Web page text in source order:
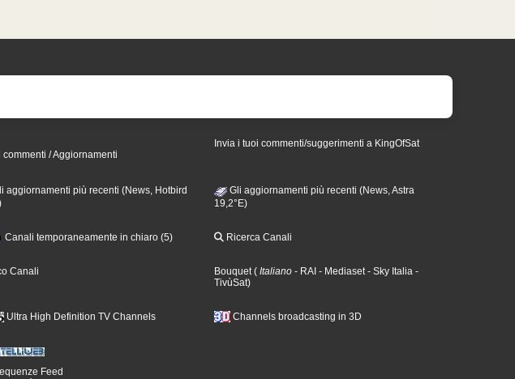
commenti / Aggiornamenti
Invia i tuoi commenti/suggerimenti a KingOfSat
aggiornamenti più recenti (News, Hotbird
Gli aggiornamenti più recenti (News, Astra
19,2°E)
Canali temporaneamente in chiaro (5) Ricerca Canali
Canali Bouquet ( Italiano - RAI - Mediaset - Sky Italia -
TivùSat)
Ultra High Definition TV Channels Channels broadcasting in 3D
Feed